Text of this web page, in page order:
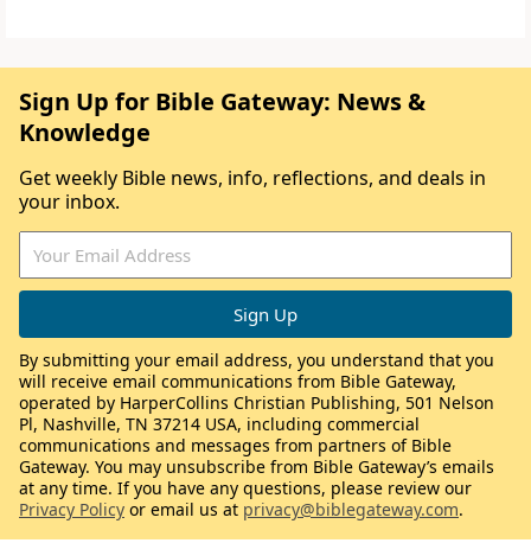
Sign Up for Bible Gateway: News &
Knowledge
Get weekly Bible news, info, reflections, and deals in
your inbox.
By submitting your email address, you understand that you
will receive email communications from Bible Gateway,
operated by HarperCollins Christian Publishing, 501 Nelson
Pl, Nashville, TN 37214 USA, including commercial
communications and messages from partners of Bible
Gateway. You may unsubscribe from Bible Gateway’s emails
at any time. If you have any questions, please review our
Privacy Policy or email us at privacy@biblegateway.com.